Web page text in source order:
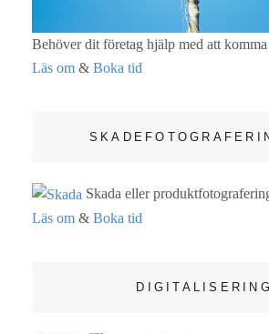
Behöver dit företag hjälp med att
Läs om & Boka tid
Skada eller
Läs om & Boka tid
DIGITALISERING